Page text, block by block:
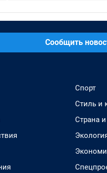
Сообщить
Спорт
Стиль и
Страна